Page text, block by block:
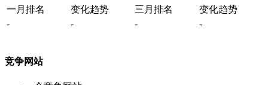
一月排名
变化趋势 三月排名
变化趋势
-
- - -
竞争网站